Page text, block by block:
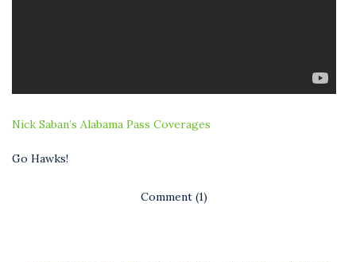
Nick Saban’s Alabama Pass Coverages
Go Hawks!
Comment (1)